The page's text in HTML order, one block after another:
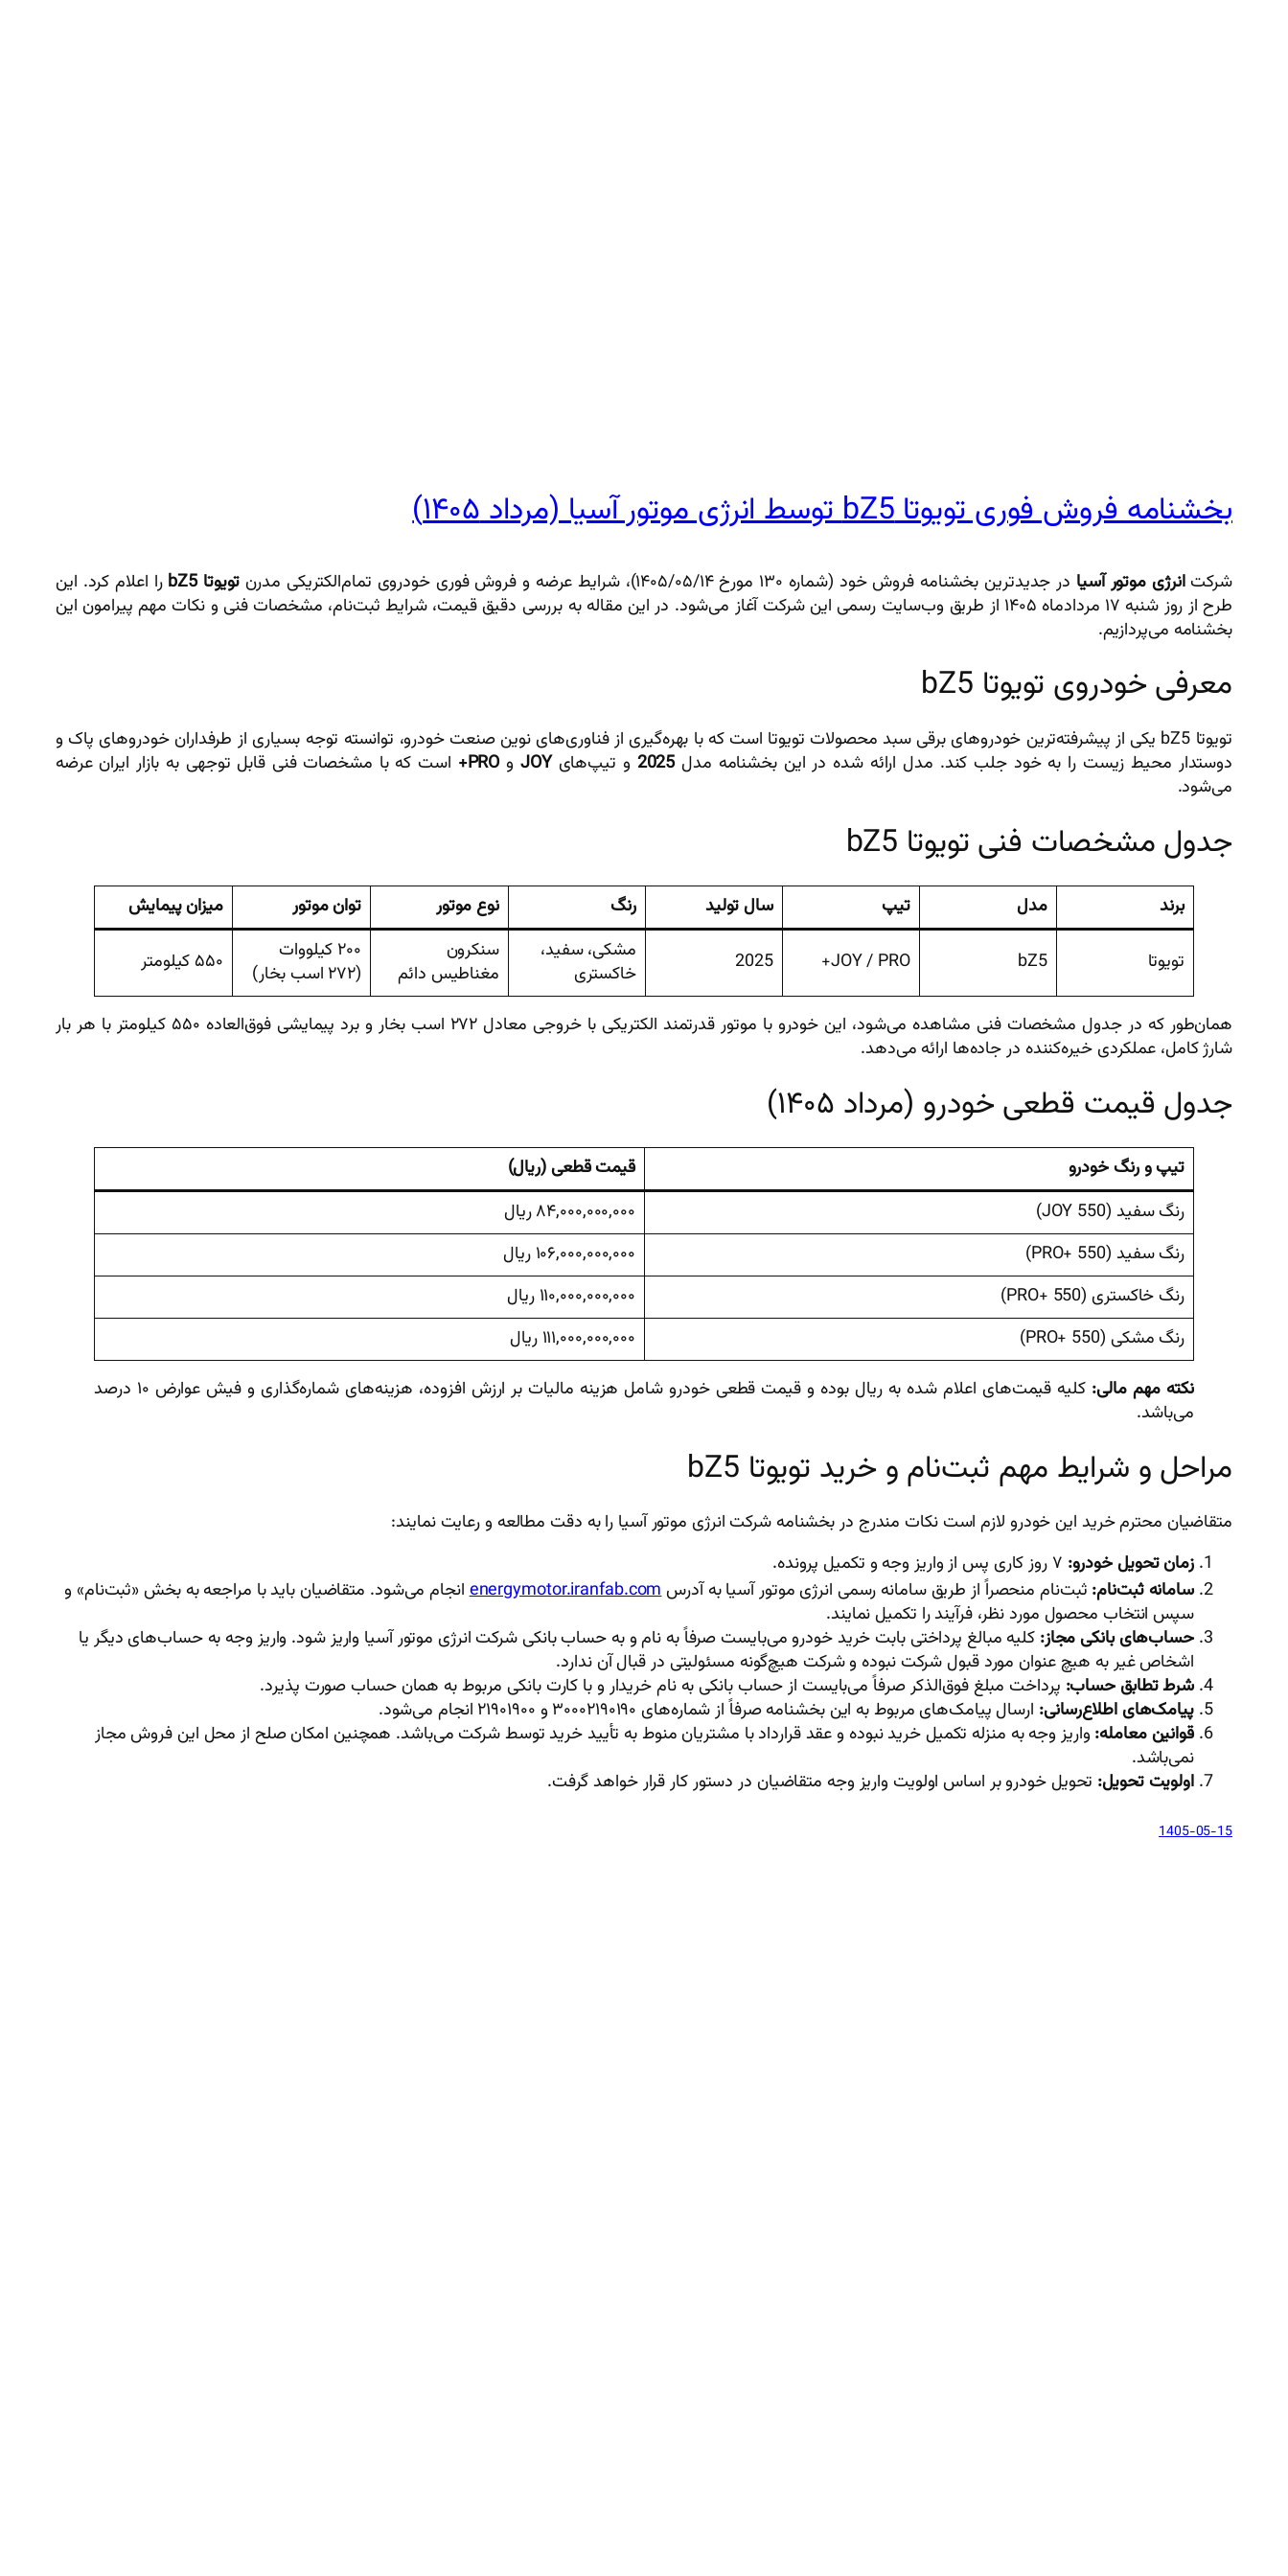
بخشنامه فروش فوری تویوتا bZ5 توسط انرژی موتور آسیا (مرداد ۱۴۰۵)
شرکتانرژی موتور آسیا در جدیدترین بخشنامه فروش خود (شماره ۱۳۰ مورخ ۱۴۰۵/۰۵/۱۴)، شرایط عرضه و فروش فوری خودروی تمام‌الکتریکی مدرن تویوتا bZ5
را اعلام کرد. این
طرح از روز شنبه ۱۷ مردادماه ۱۴۰۵ از طریق وب‌سایت رسمی این شرکت آغاز می‌شود. در این مقاله به بررسی دقیق قیمت، شرایط ثبت‌نام، مشخصات فنی و نکات مهم پیرامون این
بخشنامه می‌پردازیم.
معرفی خودروی تویوتا bZ5
تویوتا bZ5 یکی از پیشرفته‌ترین خودروهای برقی سبد محصولات تویوتا است که با بهره‌گیری از فناوری‌های نوین صنعت خودرو، توانسته توجه بسیاری از طرفداران خودروهای پاک و
دوستدار محیط زیست را به خود جلب کند. مدل ارائه شده در این بخشنامه مدل2025 و تیپ‌هایJOY و PRO+
است که با مشخصات فنی قابل توجهی به بازار ایران عرضه
می‌شود.
جدول مشخصات فنی تویوتا bZ5
برند مدل تیپ سال تولید رنگ نوع موتور توان موتور میزان پیمایش
تویوتا bZ5
JOY / PRO+
2025
مشکی، سفید،
خاکستری
سنکرون
مغناطیس دائم
۲۰۰ کیلووات
(۲۷۲ اسب بخار)
۵۵۰ کیلومتر
همان‌طور که در جدول مشخصات فنی مشاهده می‌شود، این خودرو با موتور قدرتمند الکتریکی با خروجی معادل ۲۷۲ اسب بخار و برد پیمایشی فوق‌العاده ۵۵۰ کیلومتر با هر بار
شارژ کامل، عملکردی خیره‌کننده در جاده‌ها ارائه می‌دهد.
جدول قیمت قطعی خودرو (مرداد ۱۴۰۵)
تیپ و رنگ خودرو
قیمت قطعی (ریال)
رنگ سفید (JOY 550)
۸۴,۰۰۰,۰۰۰,۰۰۰ ریال
رنگ سفید (PRO+ 550)
۱۰۶,۰۰۰,۰۰۰,۰۰۰ ریال
رنگ خاکستری (PRO+ 550)
۱۱۰,۰۰۰,۰۰۰,۰۰۰ ریال
رنگ مشکی (PRO+ 550)
۱۱۱,۰۰۰,۰۰۰,۰۰۰ ریال
نکته مهم مالی:
کلیه قیمت‌های اعلام شده به ریال بوده و قیمت قطعی خودرو شامل هزینه مالیات بر ارزش افزوده، هزینه‌های شماره‌گذاری و فیش عوارض ۱۰ درصد
می‌باشد.
مراحل و شرایط مهم ثبت‌نام و خرید تویوتا bZ5
متقاضیان محترم خرید این خودرو لازم است نکات مندرج در بخشنامه شرکت انرژی موتور آسیا را به دقت مطالعه و رعایت نمایند:
زمان تحویل خودرو:
سامانه ثبت‌نام: ثبت‌نام منحصراً از طریق سامانه رسمی انرژی موتور آسیا به آدرسenergymotor.iranfab.comانجام می‌شود. متقاضیان باید با مراجعه به بخش «ثبت‌نام» و
سپس انتخاب محصول مورد نظر، فرآیند را تکمیل نمایند.
حساب‌های بانکی مجاز: کلیه مبالغ پرداختی بابت خرید خودرو می‌بایست صرفاً به نام و به حساب بانکی شرکت انرژی موتور آسیا واریز شود. واریز وجه به حساب‌های دیگر یا
اشخاص غیر به هیچ عنوان مورد قبول شرکت نبوده و شرکت هیچ‌گونه مسئولیتی در قبال آن ندارد.
شرط تطابق حساب: پرداخت مبلغ فوق‌الذکر صرفاً می‌بایست از حساب بانکی به نام خریدار و با کارت بانکی مربوط به همان حساب صورت پذیرد.
پیامک‌های اطلاع‌رسانی: ارسال پیامک‌های مربوط به این بخشنامه صرفاً از شماره‌های ۳۰۰۰۲۱۹۰۱۹۰ و ۲۱۹۰۱۹۰۰ انجام می‌شود.
قوانین معامله:واریز وجه به منزله تکمیل خرید نبوده و عقد قرارداد با مشتریان منوط به تأیید خرید توسط شرکت می‌باشد. همچنین امکان صلح از محل این فروش مجاز
نمی‌باشد.
اولویت تحویل: تحویل خودرو بر اساس اولویت واریز وجه متقاضیان در دستور کار قرار خواهد گرفت.
1405-05-15